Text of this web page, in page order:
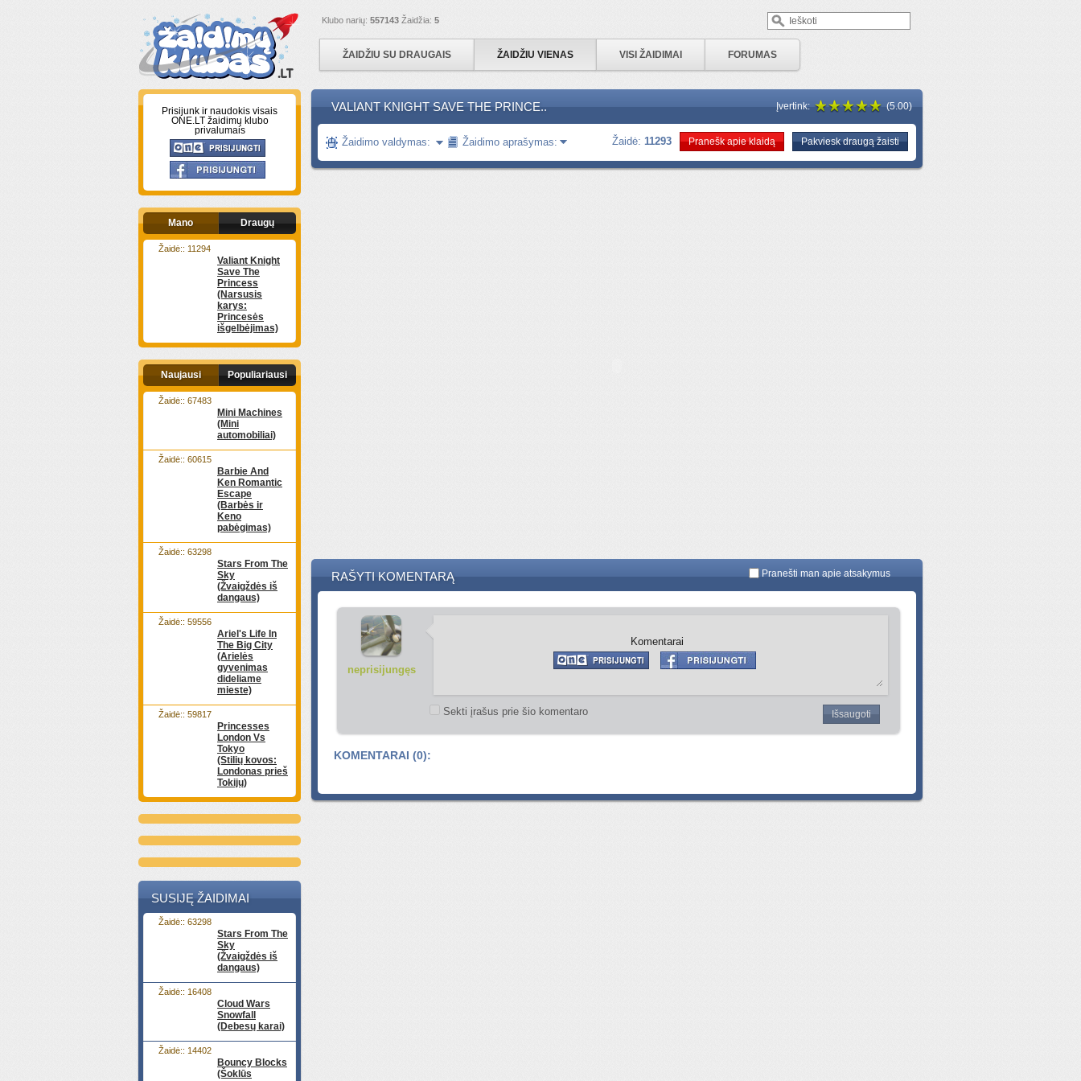
Klubo narių: 557143 Žaidžia: 5
ŽAIDŽIU SU DRAUGAIS ŽAIDŽIU VIENAS VISI ŽAIDIMAI FORUMAS
Prisijunk ir naudokis visais
ONE.LT žaidimų klubo
privalumais
Mano Draugų
Valiant Knight
Save The
Princess
(Narsusis
karys:
Princesės
išgelbėjimas)
Žaidė:: 11294
Naujausi Populiariausi
Mini Machines
(Mini
automobiliai)
Žaidė:: 67483
Barbie And
Ken Romantic
Escape
(Barbės ir
Keno
pabėgimas)
Žaidė:: 60615
Stars From The
Sky
(Žvaigždės iš
dangaus)
Žaidė:: 63298
Ariel's Life In
The Big City
(Arielės
gyvenimas
dideliame
mieste)
Žaidė:: 59556
Princesses
London Vs
Tokyo
(Stilių kovos:
Londonas prieš
Tokijų)
Žaidė:: 59817
VALIANT KNIGHT SAVE THE PRINCE.. (5.00)
Įvertink:
Žaidimo valdymas: Žaidimo aprašymas: Pakviesk draugą žaisti
Pranešk apie klaidą
Žaidė: 11293
RAŠYTI KOMENTARĄ Pranešti man apie atsakymus
neprisijungęs
Sekti įrašus prie šio komentaro Išsaugoti
Komentarai
KOMENTARAI (0):
SUSIJĘ ŽAIDIMAI
Stars From The
Sky
(Žvaigždės iš
dangaus)
Žaidė:: 63298
Cloud Wars
Snowfall
(Debesų karai)
Žaidė:: 16408
Bouncy Blocks
(Šoklūs
Žaidė:: 14402